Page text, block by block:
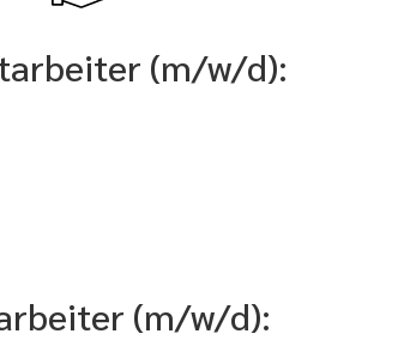
(m/w/d):
(m/w/d):